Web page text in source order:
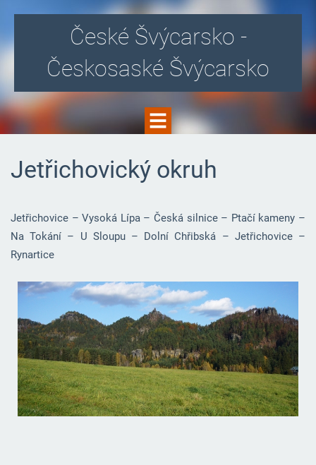
České Švýcarsko -
Českosaské Švýcarsko
Jetřichovický okruh
Jetřichovice – Vysoká Lípa – Česká silnice – Ptačí kameny –
Na Tokání – U Sloupu – Dolní Chřibská – Jetřichovice –
Rynartice